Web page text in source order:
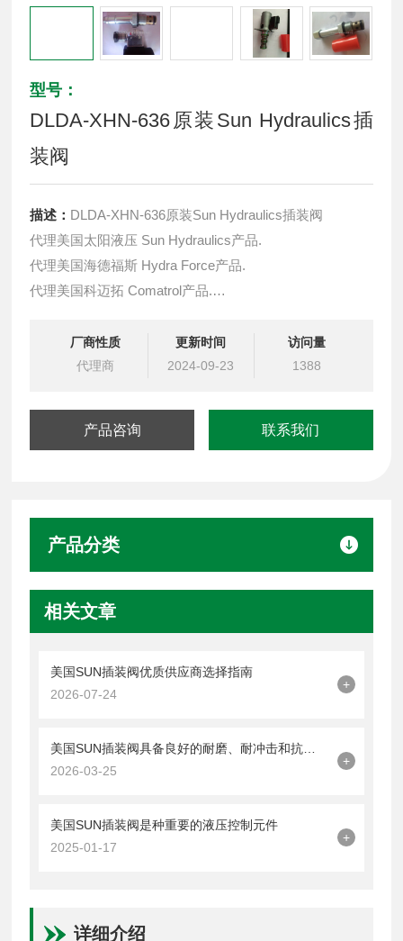
型号：
DLDA-XHN-636原装Sun Hydraulics插
装阀
描述： DLDA-XHN-636原装Sun Hydraulics插装阀
代理美国太阳液压 Sun Hydraulics产品.
代理美国海德福斯 Hydra Force产品.
代理美国科迈拓 Comatrol产品.
提供油路系统设计,油路块设计,阀块设计与选型
液压油缸，经销力士乐、派克、中国台湾北部等液压元件
厂商性质
代理商
更新时间
2024-09-23
访问量
1388
产品咨询 联系我们
产品分类
相关文章
美国SUN插装阀优质供应商选择指南
2026-07-24
+
2026-03-25
+
美国SUN插装阀是种重要的液压控制元件
2025-01-17
+
详细介绍